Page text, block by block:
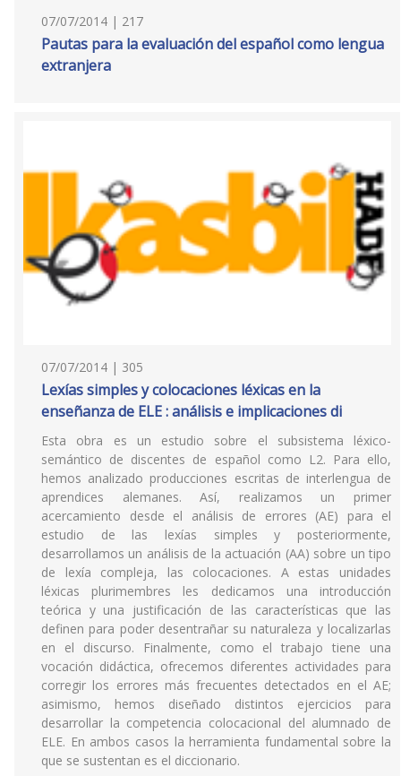
07/07/2014 | 217
Pautas para la evaluación del español como lengua
extranjera
07/07/2014 | 305
Lexías simples y colocaciones léxicas en la
enseñanza de ELE : análisis e implicaciones di
Esta obra es un estudio sobre el subsistema léxico-
semántico de discentes de español como L2. Para ello,
hemos analizado producciones escritas de interlengua de
aprendices alemanes. Así, realizamos un primer
acercamiento desde el análisis de errores (AE) para el
estudio de las lexías simples y posteriormente,
desarrollamos un análisis de la actuación (AA) sobre un tipo
de lexía compleja, las colocaciones. A estas unidades
léxicas plurimembres les dedicamos una introducción
teórica y una justificación de las características que las
definen para poder desentrañar su naturaleza y localizarlas
en el discurso. Finalmente, como el trabajo tiene una
vocación didáctica, ofrecemos diferentes actividades para
corregir los errores más frecuentes detectados en el AE;
asimismo, hemos diseñado distintos ejercicios para
desarrollar la competencia colocacional del alumnado de
ELE. En ambos casos la herramienta fundamental sobre la
que se sustentan es el diccionario.